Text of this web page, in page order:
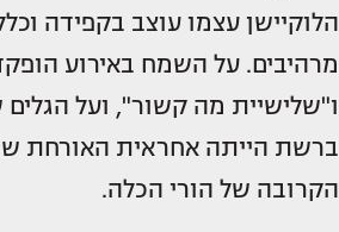
הלוקיישן עצמו עוצב בקפידה
מרהיבים. על השמח באירוע
ו"שלישיית מה קשור", ועל
ברשת הייתה אחראית האורחת
הקרובה של הורי הכלה.